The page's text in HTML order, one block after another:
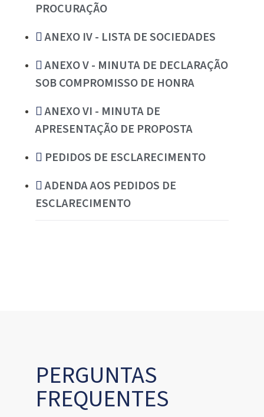
PROCURAÇÃO
ANEXO IV - LISTA DE SOCIEDADES
ANEXO V - MINUTA DE DECLARAÇÃO
SOB COMPROMISSO DE HONRA
ANEXO VI - MINUTA DE
APRESENTAÇÃO DE PROPOSTA
PEDIDOS DE ESCLARECIMENTO
ADENDA AOS PEDIDOS DE
ESCLARECIMENTO
PERGUNTAS
FREQUENTES